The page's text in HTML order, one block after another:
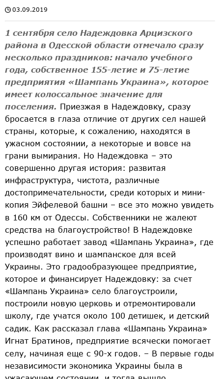
03.09.2019
1 сентября село Надеждовка Арцизского
района в Одесской области отмечало сразу
несколько праздников: начало учебного
года, собственное 155-летие и 75-летие
предприятия «Шампань Украина», которое
имеет колоссальное значение для
поселения. Приезжая в Надеждовку, сразу
бросается в глаза отличие от других сел нашей
страны, которые, к сожалению, находятся в
ужасном состоянии, а некоторые и вовсе на
грани вымирания. Но Надеждовка – это
совершенно другая история: развитая
инфраструктура, чистота, различные
достопримечательности, среди которых и мини-
копия Эйфелевой башни – все это можно увидеть
в 160 км от Одессы. Собственники не жалеют
средства на благоустройство! В Надеждовке
успешно работает завод «Шампань Украина», где
производят вино и шампанское для всей
Украины. Это градообразующее предприятие,
которое и финансирует Надеждовку: за счет
«Шампань Украина» село благоустроили,
построили новую церковь и отремонтировали
школу, где учатся около 100 детишек, и детский
садик. Как рассказал глава «Шампань Украина»
Игнат Братинов, предприятие всячески помогает
селу, начиная еще с 90-х годов. – В первые годы
независимости экономика Украины была в